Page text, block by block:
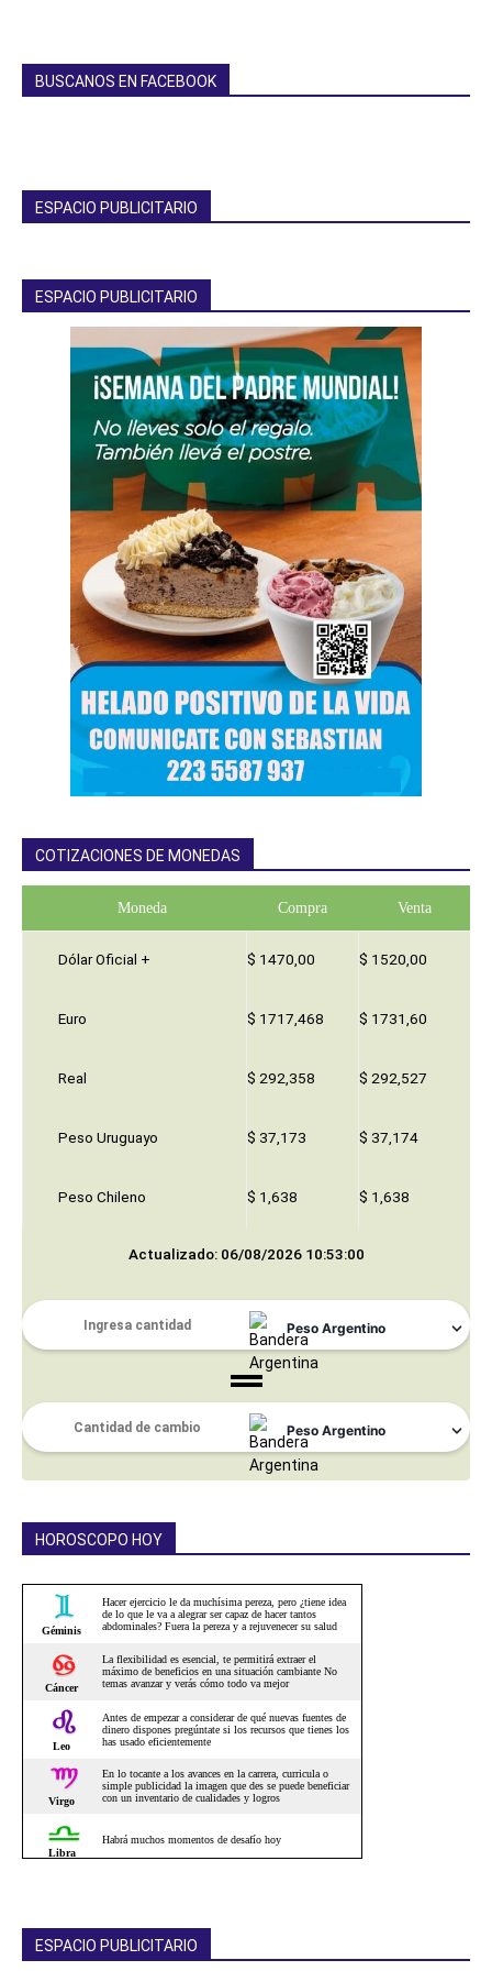
BUSCANOS EN FACEBOOK
ESPACIO PUBLICITARIO
ESPACIO PUBLICITARIO
COTIZACIONES DE MONEDAS
Moneda Compra Venta
Dólar Oficial + $ 1470,00 $ 1520,00
Euro $ 1717,468 $ 1731,60
Real $ 292,358 $ 292,527
Peso Uruguayo $ 37,173 $ 37,174
Peso Chileno $ 1,638 $ 1,638
Actualizado: 06/08/2026 10:53:00
HOROSCOPO HOY
ESPACIO PUBLICITARIO